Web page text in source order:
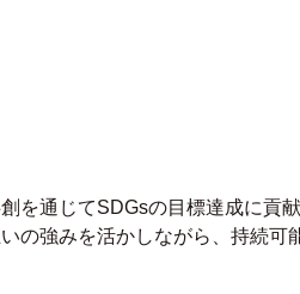
を通じてSDGsの目標達成に貢
の強みを活かしながら、持続可